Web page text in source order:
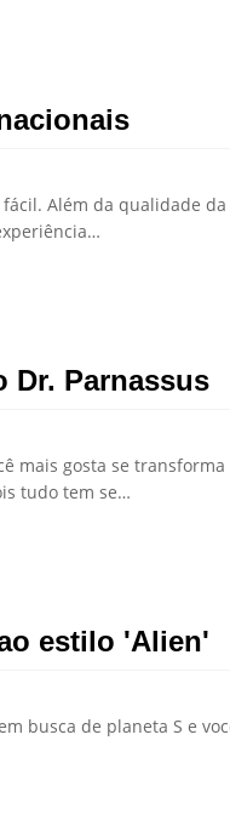
Além da qualidade da
Dr. Parnassus
mais gosta se transforma
tudo tem se…
estilo 'Alien'
busca de planeta S e